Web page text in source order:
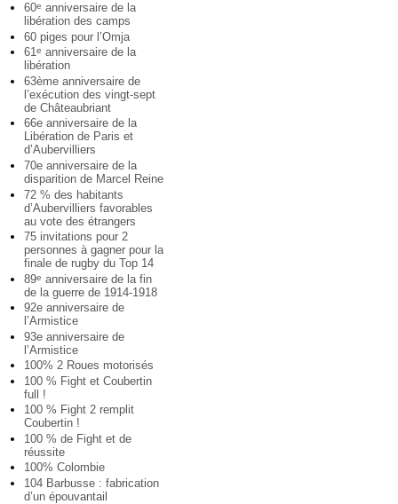
60e anniversaire de la
libération des camps
60 piges pour l’Omja
61e anniversaire de la
libération
63ème anniversaire de
l’exécution des vingt-sept
de Châteaubriant
66e anniversaire de la
Libération de Paris et
d’Aubervilliers
70e anniversaire de la
disparition de Marcel Reine
72 % des habitants
d’Aubervilliers favorables
au vote des étrangers
75 invitations pour 2
personnes à gagner pour la
finale de rugby du Top 14
89e anniversaire de la fin
de la guerre de 1914-1918
92e anniversaire de
l’Armistice
93e anniversaire de
l’Armistice
100% 2 Roues motorisés
100 % Fight et Coubertin
full !
100 % Fight 2 remplit
Coubertin !
100 % de Fight et de
réussite
100% Colombie
104 Barbusse : fabrication
d’un épouvantail